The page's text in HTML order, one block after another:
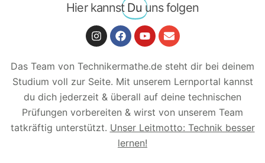
Hier kannst Du uns folgen
Das Team von Technikermathe.de steht dir bei deinem
Studium voll zur Seite. Mit unserem Lernportal kannst
du dich jederzeit & überall auf deine technischen
Prüfungen vorbereiten & wirst von unserem Team
tatkräftig unterstützt. Unser Leitmotto: Technik besser
lernen!